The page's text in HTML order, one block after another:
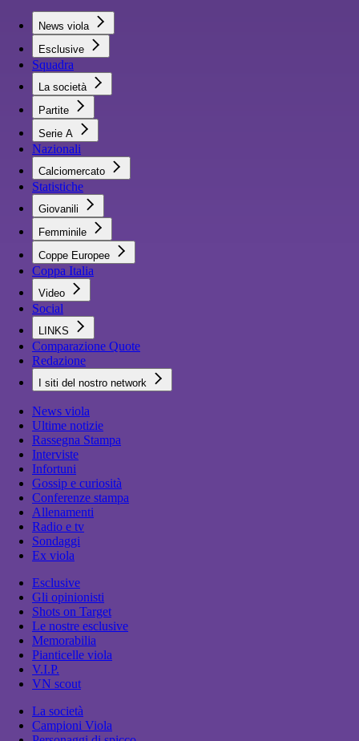
News viola
Esclusive
Squadra
La società
Partite
Serie A
Nazionali
Calciomercato
Statistiche
Giovanili
Femminile
Coppe Europee
Coppa Italia
Video
Social
LINKS
Comparazione Quote
Redazione
I siti del nostro network
News viola
Ultime notizie
Rassegna Stampa
Interviste
Infortuni
Gossip e curiosità
Conferenze stampa
Allenamenti
Radio e tv
Sondaggi
Ex viola
Esclusive
Gli opinionisti
Shots on Target
Le nostre esclusive
Memorabilia
Pianticelle viola
V.I.P.
VN scout
La società
Campioni Viola